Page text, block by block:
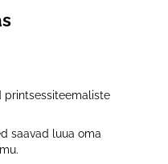
printsessiteemaliste
saavad luua oma